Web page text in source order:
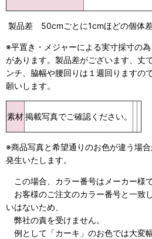
製品差 50cmごとに1cmほどの個体差
※平置き・メジャーによる実寸採寸の
があります。製品差がございます、丈
ンチ、脇幅や腰回りは１週回りますの
願いします。
素材掲載写真でご確認ください。
※商品写真と希望通りのお色が違う場
発生いたします。
この場合、カラー番号はメーカー様
お客様のご注文のカラー番号と一致
いはないため、
弊社の責を受けません。
例として「カーキ」のお色では大変